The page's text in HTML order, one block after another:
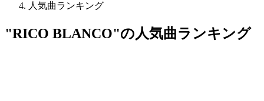
人気曲ランキング
"RICO BLANCO"の人気曲ランキング